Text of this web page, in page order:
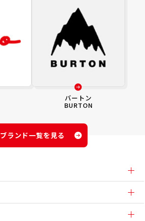
バートン
BURTON
ブランド一覧を見る